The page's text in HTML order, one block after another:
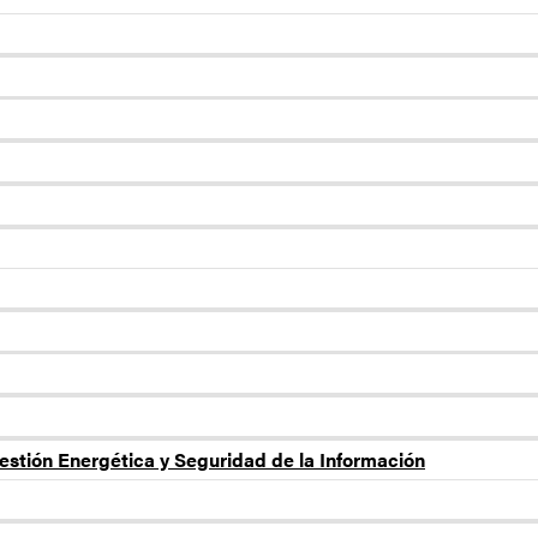
Energética y Seguridad de la Información